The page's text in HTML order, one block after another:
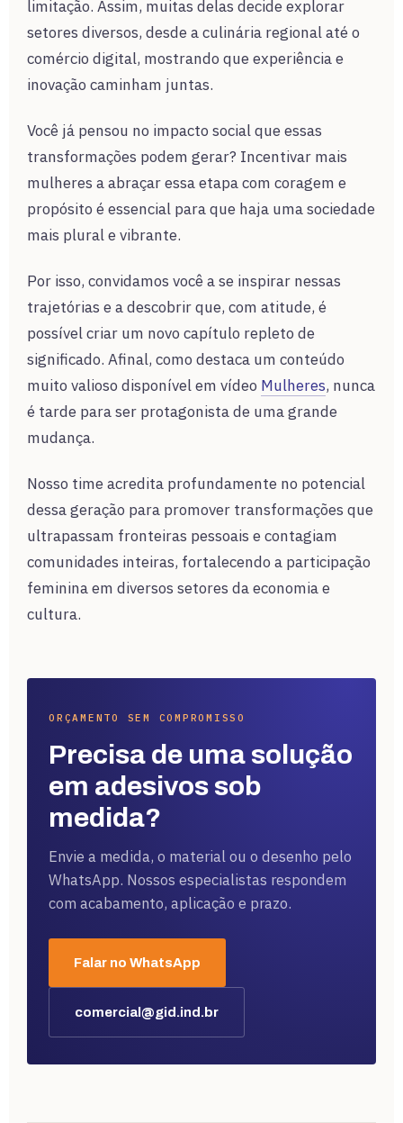
limitação. Assim, muitas delas decide explorar
setores diversos, desde a culinária regional até o
comércio digital, mostrando que experiência e
inovação caminham juntas.
Você já pensou no impacto social que essas
transformações podem gerar? Incentivar mais
mulheres a abraçar essa etapa com coragem e
propósito é essencial para que haja uma sociedade
mais plural e vibrante.
Por isso, convidamos você a se inspirar nessas
trajetórias e a descobrir que, com atitude, é
possível criar um novo capítulo repleto de
significado. Afinal, como destaca um conteúdo
muito valioso disponível em vídeo Mulheres, nunca
é tarde para ser protagonista de uma grande
mudança.
Nosso time acredita profundamente no potencial
dessa geração para promover transformações que
ultrapassam fronteiras pessoais e contagiam
comunidades inteiras, fortalecendo a participação
feminina em diversos setores da economia e
cultura.
ORÇAMENTO SEM COMPROMISSO
Precisa de uma solução
em adesivos sob
medida?
Envie a medida, o material ou o desenho pelo
WhatsApp. Nossos especialistas respondem
com acabamento, aplicação e prazo.
Falar no WhatsApp
comercial@gid.ind.br